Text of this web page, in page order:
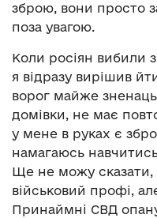
зброю, вони просто
поза увагою.
Коли росіян вибили з
я відразу вирішив
ворог майже
домівки, не має
у мене в руках є
намагаюсь
Ще не можу
військовий профі,
Принаймні СВД